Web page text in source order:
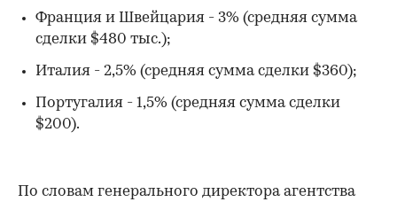
Франция и Швейцария - 3% (средняя сумма
сделки $480 тыс.);
Италия - 2,5% (средняя сумма сделки $360);
Португалия - 1,5% (средняя сумма сделки
$200).
По словам генерального директора агентства